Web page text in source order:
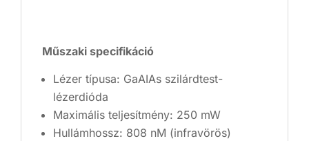
Műszaki specifikáció
Lézer típusa: GaAIAs szilárdtest-
lézerdióda
Maximális teljesítmény: 250 mW
Hullámhossz: 808 nM (infravörös)